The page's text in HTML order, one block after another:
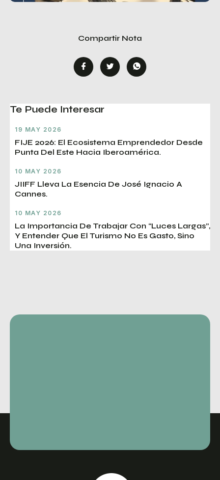
Compartir Nota
Te Puede Interesar
19 MAY 2026
FIJE 2026: El Ecosistema Emprendedor Desde
Punta Del Este Hacia Iberoamérica.
10 MAY 2026
JIIFF Lleva La Esencia De José Ignacio A
Cannes.
10 MAY 2026
La Importancia De Trabajar Con “luces Largas”,
Y Entender Que El Turismo No Es Gasto, Sino
Una Inversión.